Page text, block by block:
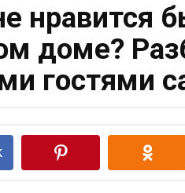
нравится
доме?
гостями